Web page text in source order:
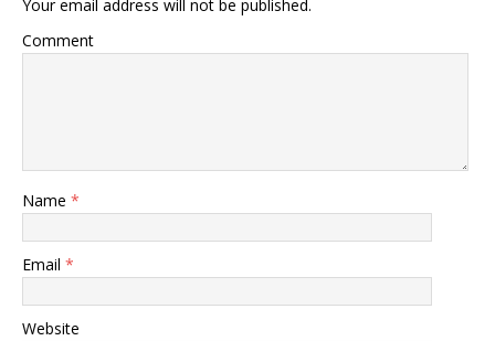
Your email address will not be published.
Comment
Name *
Email *
Website